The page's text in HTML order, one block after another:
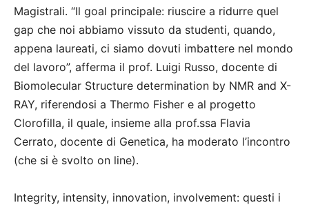
Magistrali. “Il goal principale: riuscire a ridurre quel
gap che noi abbiamo vissuto da studenti, quando,
appena laureati, ci siamo dovuti imbattere nel mondo
del lavoro”, afferma il prof. Luigi Russo, docente di
Biomolecular Structure determination by NMR and X-
RAY, riferendosi a Thermo Fisher e al progetto
Clorofilla, il quale, insieme alla prof.ssa Flavia
Cerrato, docente di Genetica, ha moderato l’incontro
(che si è svolto on line).
Integrity, intensity, innovation, involvement: questi i